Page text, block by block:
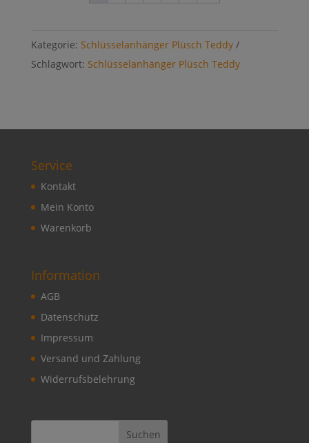
Kategorie: Schlüsselanhänger Plüsch Teddy
Schlagwort: Schlüsselanhänger Plüsch Teddy
Service
Kontakt
Mein Konto
Warenkorb
Information
AGB
Datenschutz
Impressum
Versand und Zahlung
Widerrufsbelehrung
Suchen